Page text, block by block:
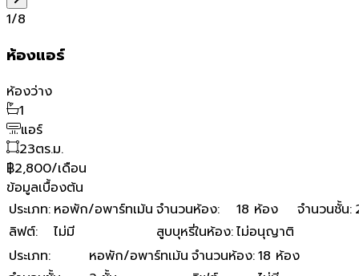
1/8
ห้องแอร์
ห้องว่าง
1
แอร์
23ตร.ม.
฿2,800/เดือน
ข้อมูลเบื้องต้น
ประเภท: หอพัก/อพาร์ทเม้น จำนวนห้อง: 18 ห้อง จำนวนชั้น:
ลิฟต์: ไม่มี สูบบุหรี่ในห้อง:ไม่อนุญาติ
ประเภท: หอพัก/อพาร์ทเม้น จำนวนห้อง:18 ห้อง